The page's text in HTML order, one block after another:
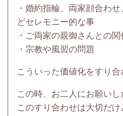
・婚約指輪、両家顔合わ
どセレモニー的な事
・ご両家の親御さんとの関
・宗教や風習の問題
こういった価値化をすり合
この時、お二人にお願いし
このすり合わせは大切だ